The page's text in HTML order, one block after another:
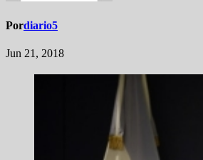
Pordiario5
Jun 21, 2018